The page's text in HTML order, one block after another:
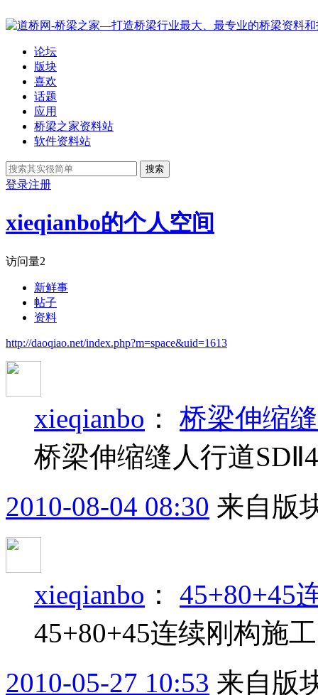
论坛
版块
喜欢
话题
应用
桥梁之家资料站
软件资料站
搜索
登录注册
xieqianbo的个人空间
访问量2
新鲜事
帖子
资料
http://daoqiao.net/index.php?m=space&uid=1613
xieqianbo ： 桥梁伸缩
桥梁伸缩缝人行道
2010-08-04 08:30 来自版
xieqianbo ： 45+80+45
45+80+45连续刚构施
2010-05-27 10:53 来自版